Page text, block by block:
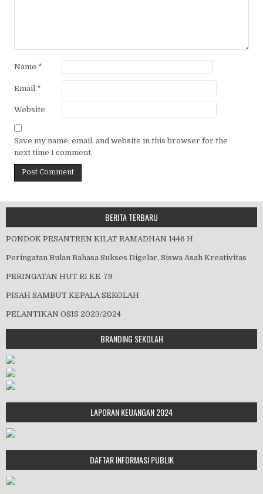
Name *
Email *
Website
Save my name, email, and website in this browser for the
next time I comment.
BERITA TERBARU
PONDOK PESANTREN KILAT RAMADHAN 1446 H
Peringatan Bulan Bahasa Sukses Digelar, Siswa Asah Kreativitas
PERINGATAN HUT RI KE-79
PISAH SAMBUT KEPALA SEKOLAH
PELANTIKAN OSIS 2023/2024
BRANDING SEKOLAH
LAPORAN KEUANGAN 2024
DAFTAR INFORMASI PUBLIK